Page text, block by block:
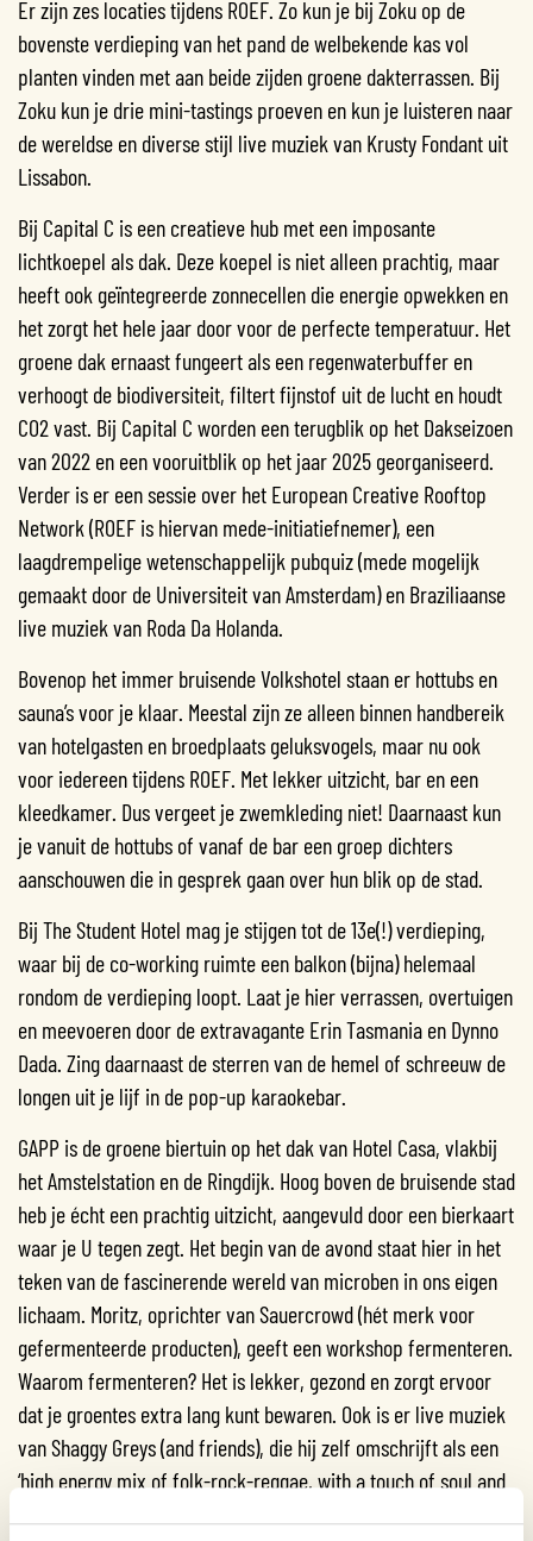
Er zijn zes locaties tijdens ROEF. Zo kun je bij Zoku op de
bovenste verdieping van het pand de welbekende kas vol
planten vinden met aan beide zijden groene dakterrassen. Bij
Zoku kun je drie mini-tastings proeven en kun je luisteren naar
de wereldse en diverse stijl live muziek van Krusty Fondant uit
Lissabon.
Bij Capital C is een creatieve hub met een imposante
lichtkoepel als dak. Deze koepel is niet alleen prachtig, maar
heeft ook geïntegreerde zonnecellen die energie opwekken en
het zorgt het hele jaar door voor de perfecte temperatuur. Het
groene dak ernaast fungeert als een regenwaterbuffer en
verhoogt de biodiversiteit, filtert fijnstof uit de lucht en houdt
CO2 vast. Bij Capital C worden een terugblik op het Dakseizoen
van 2022 en een vooruitblik op het jaar 2025 georganiseerd.
Verder is er een sessie over het European Creative Rooftop
Network (ROEF is hiervan mede-initiatiefnemer), een
laagdrempelige wetenschappelijk pubquiz (mede mogelijk
gemaakt door de Universiteit van Amsterdam) en Braziliaanse
live muziek van Roda Da Holanda.
Bovenop het immer bruisende Volkshotel staan er hottubs en
sauna’s voor je klaar. Meestal zijn ze alleen binnen handbereik
van hotelgasten en broedplaats geluksvogels, maar nu ook
voor iedereen tijdens ROEF. Met lekker uitzicht, bar en een
kleedkamer. Dus vergeet je zwemkleding niet! Daarnaast kun
je vanuit de hottubs of vanaf de bar een groep dichters
aanschouwen die in gesprek gaan over hun blik op de stad.
Bij The Student Hotel mag je stijgen tot de 13e(!) verdieping,
waar bij de co-working ruimte een balkon (bijna) helemaal
rondom de verdieping loopt. Laat je hier verrassen, overtuigen
en meevoeren door de extravagante Erin Tasmania en Dynno
Dada. Zing daarnaast de sterren van de hemel of schreeuw de
longen uit je lijf in de pop-up karaokebar.
GAPP is de groene biertuin op het dak van Hotel Casa, vlakbij
het Amstelstation en de Ringdijk. Hoog boven de bruisende stad
heb je écht een prachtig uitzicht, aangevuld door een bierkaart
waar je U tegen zegt. Het begin van de avond staat hier in het
teken van de fascinerende wereld van microben in ons eigen
lichaam. Moritz, oprichter van Sauercrowd (hét merk voor
gefermenteerde producten), geeft een workshop fermenteren.
Waarom fermenteren? Het is lekker, gezond en zorgt ervoor
dat je groentes extra lang kunt bewaren. Ook is er live muziek
van Shaggy Greys (and friends), die hij zelf omschrijft als een
‘high energy mix of folk-rock-reggae, with a touch of soul and